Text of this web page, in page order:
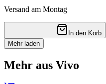
Versand am Montag
In den Korb
Mehr laden
Mehr aus Vivo